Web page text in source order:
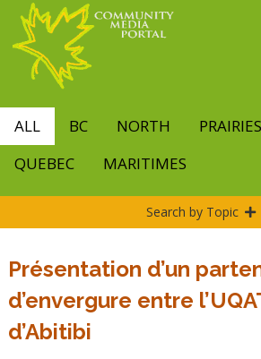
main
content
ALL BC NORTH PRAIRIES
QUEBEC
MARITIMES
Search by Topic
Présentation d’un
d’envergure entre
d’Abitibi